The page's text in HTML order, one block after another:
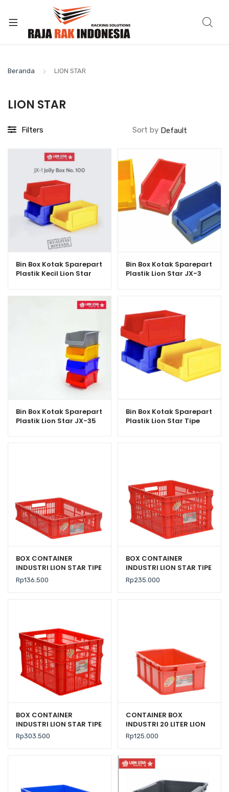
Beranda LION STAR
LION STAR
Filters Sort by
Bin Box Kotak Sparepart
Plastik Kecil Lion Star
Bin Box Kotak Sparepart
Plastik Lion Star JX-3
Bin Box Kotak Sparepart
Plastik Lion Star JX-35
Bin Box Kotak Sparepart
Plastik Lion Star Tipe
BOX CONTAINER
INDUSTRI LION STAR TIPE
IC-27 FORTE CRATE 301
UK. 600 x 425 x 140 MM
Rp136.500
BOX CONTAINER
INDUSTRI LION STAR TIPE
IC-28 FORTE CRATE 302
Rp235.000
BOX CONTAINER
INDUSTRI LION STAR TIPE
IC-29 FORTE CRATE 303
Rp303.500
CONTAINER BOX
INDUSTRI 20 LITER LION
STAR IC-36 FORTE
CRATE 101 UKURAN
Rp125.000